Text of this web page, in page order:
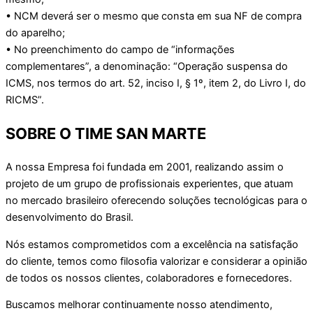
• NCM deverá ser o mesmo que consta em sua NF de compra
do aparelho;
• No preenchimento do campo de “informações
complementares”, a denominação: “Operação suspensa do
ICMS, nos termos do art. 52, inciso I, § 1º, item 2, do Livro I, do
RICMS”.
SOBRE O TIME SAN MARTE
A nossa Empresa foi fundada em 2001, realizando assim o
projeto de um grupo de profissionais experientes, que atuam
no mercado brasileiro oferecendo soluções tecnológicas para o
desenvolvimento do Brasil.
Nós estamos comprometidos com a excelência na satisfação
do cliente, temos como filosofia valorizar e considerar a opinião
de todos os nossos clientes, colaboradores e fornecedores.
Buscamos melhorar continuamente nosso atendimento,